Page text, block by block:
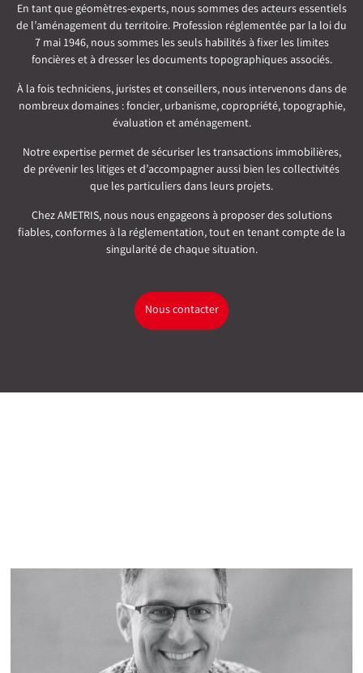
En tant que géomètres-experts, nous sommes des acteurs essentiels
de l’aménagement du territoire. Profession réglementée par la loi du
7 mai 1946, nous sommes les seuls habilités à fixer les limites
foncières et à dresser les documents topographiques associés.
À la fois techniciens, juristes et conseillers, nous intervenons dans de
nombreux domaines : foncier, urbanisme, copropriété, topographie,
évaluation et aménagement.
Notre expertise permet de sécuriser les transactions immobilières,
de prévenir les litiges et d’accompagner aussi bien les collectivités
que les particuliers dans leurs projets.
Chez AMETRIS, nous nous engageons à proposer des solutions
fiables, conformes à la réglementation, tout en tenant compte de la
singularité de chaque situation.
Nous contacter